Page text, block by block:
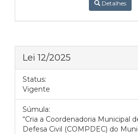
Detalhes
Lei 12/2025
Status:
Vigente
Súmula:
“Cria a Coordenadoria Municipal
Defesa Civil (COMPDEC) do